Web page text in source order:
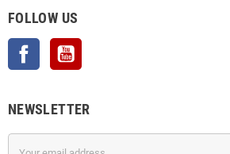
FOLLOW US
Facebook
NEWSLETTER